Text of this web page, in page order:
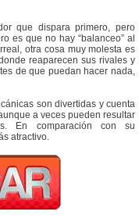
que dispara primero, pero
es que no hay “balanceo” al
otra cosa muy molesta es
reaparecen sus rivales y
de que puedan hacer nada,
son divertidas y cuenta
a veces pueden resultar
En comparación con su
atractivo.